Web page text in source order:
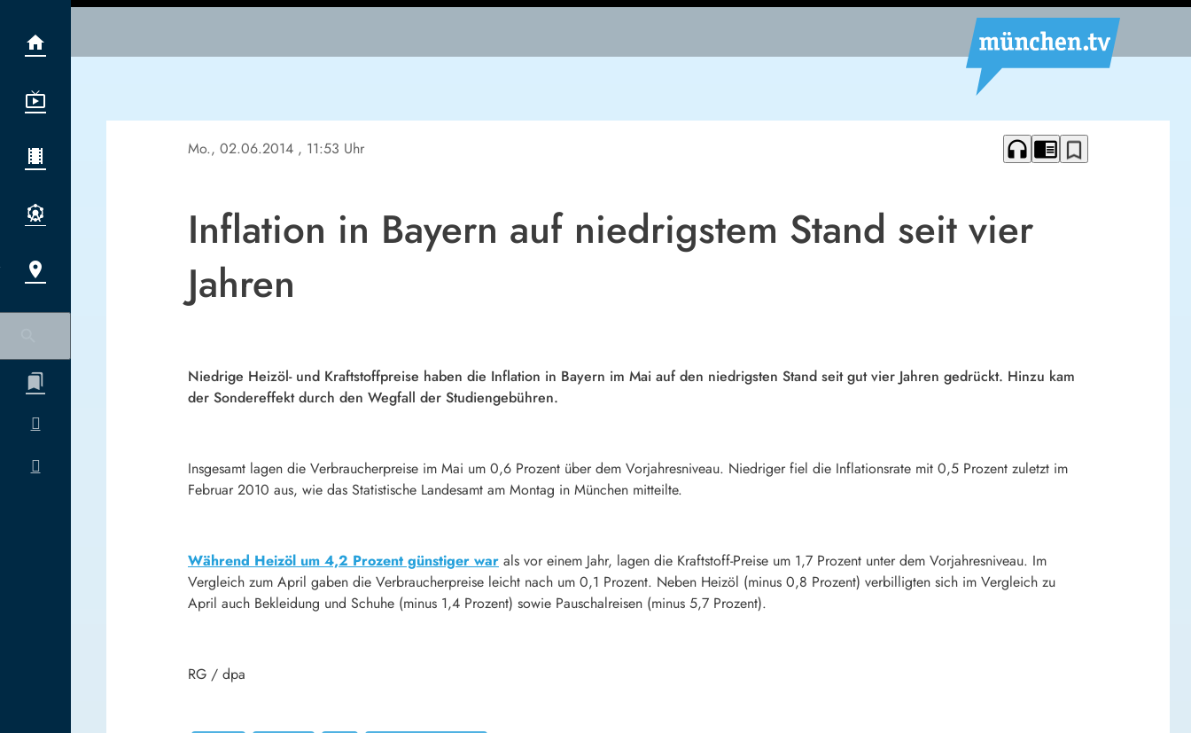
Mo., 02.06.2014 , 11:53 Uhr headphones chrome_reader_mode bookmark_border
Inflation in Bayern auf niedrigstem Stand seit vier
Jahren
Niedrige Heizöl- und Kraftstoffpreise haben die Inflation in Bayern im Mai auf den niedrigsten Stand seit gut vier Jahren gedrückt. Hinzu kam
der Sondereffekt durch den Wegfall der Studiengebühren.
Insgesamt lagen die Verbraucherpreise im Mai um 0,6 Prozent über dem Vorjahresniveau. Niedriger fiel die Inflationsrate mit 0,5 Prozent zuletzt im
Februar 2010 aus, wie das Statistische Landesamt am Montag in München mitteilte.
Während Heizöl um 4,2 Prozent günstiger war als vor einem Jahr, lagen die Kraftstoff-Preise um 1,7 Prozent unter dem Vorjahresniveau. Im
Vergleich zum April gaben die Verbraucherpreise leicht nach um 0,1 Prozent. Neben Heizöl (minus 0,8 Prozent) verbilligten sich im Vergleich zu
April auch Bekleidung und Schuhe (minus 1,4 Prozent) sowie Pauschalreisen (minus 5,7 Prozent).
RG / dpa